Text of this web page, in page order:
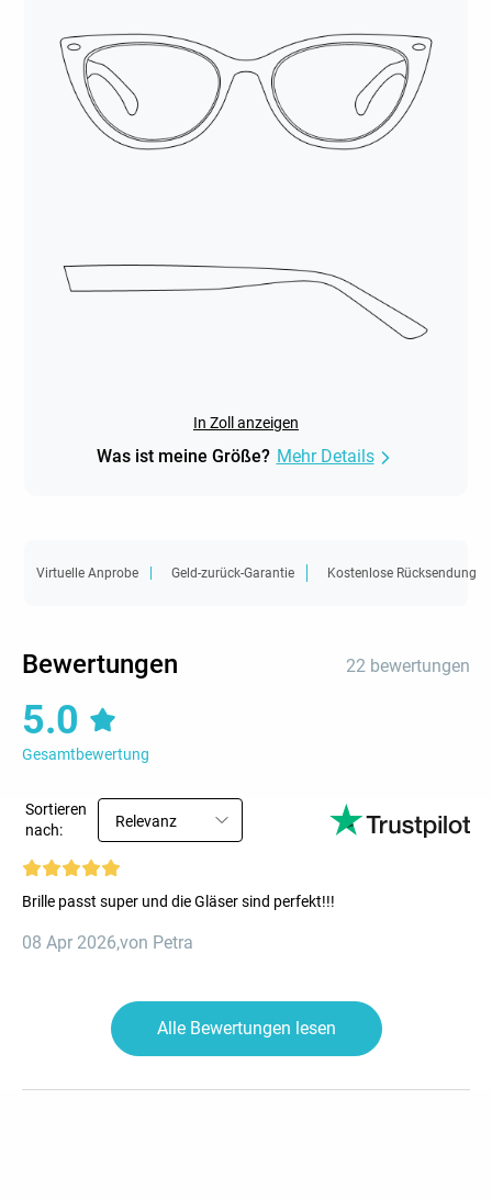
In Zoll anzeigen
Was ist meine Größe? Mehr Details
Virtuelle Anprobe Geld-zurück-Garantie Kostenlose Rücksendung
Bewertungen 22 bewertungen
5.0
Gesamtbewertung
Sortieren
nach:
Relevanz
Brille passt super und die Gläser sind perfekt!!!
08 Apr 2026,von Petra
Alle Bewertungen lesen